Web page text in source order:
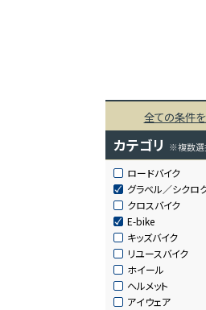
全ての条件
カテゴリ ※複数選
ロードバイク
グラベル／シクロ
クロスバイク
E-bike
キッズバイク
リユースバイク
ホイール
ヘルメット
アイウェア